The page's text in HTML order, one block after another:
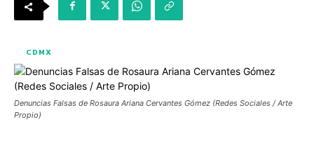
CDMX
Denuncias Falsas de Rosaura Ariana Cervantes Gómez (Redes Sociales / Arte
Propio)